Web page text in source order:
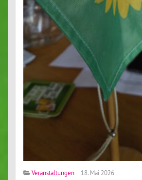
Veranstaltungen 18. Mai 2026